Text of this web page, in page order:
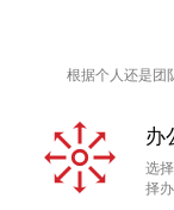
根据个人还是团
办
选
择